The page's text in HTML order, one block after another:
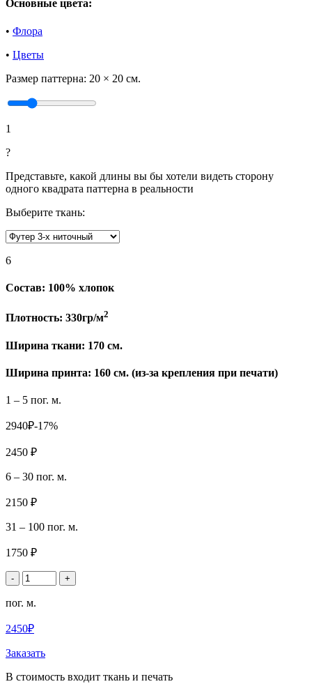
Основные цвета:
• Флора
• Цветы
Размер паттерна: 20 × 20 см.
1
?
Представьте, какой длины вы бы хотели видеть сторону
одного квадрата паттерна в реальности
Выберите ткань:
6
Состав: 100% хлопок
Плотность: 330гр/м2
Ширина ткани: 170 см.
Ширина принта: 160 см. (из-за крепления при печати)
1 – 5 пог. м.
2940₽-17%
2450 ₽
6 – 30 пог. м.
2150 ₽
31 – 100 пог. м.
1750 ₽
- +
пог. м.
2450₽
Заказать
В стоимость входит ткань и печать